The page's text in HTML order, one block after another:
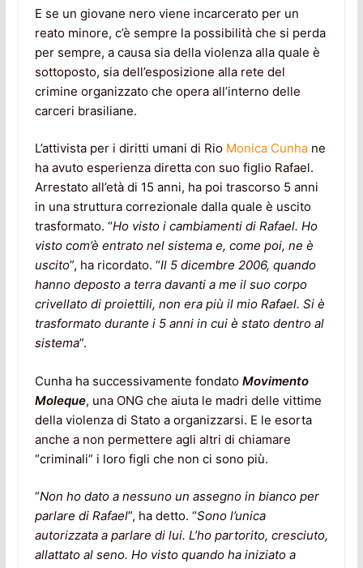
E se un giovane nero viene incarcerato per un
reato minore, c’è sempre la possibilità che si perda
per sempre, a causa sia della violenza alla quale è
sottoposto, sia dell’esposizione alla rete del
crimine organizzato che opera all’interno delle
carceri brasiliane.
L’attivista per i diritti umani di Rio Monica Cunhane
ha avuto esperienza diretta con suo figlio Rafael.
Arrestato all’età di 15 anni, ha poi trascorso 5 anni
in una struttura correzionale dalla quale è uscito
trasformato. “Ho visto i cambiamenti di Rafael. Ho
visto com’è entrato nel sistema e, come poi, ne è
uscito”, ha ricordato. “Il 5 dicembre 2006, quando
hanno deposto a terra davanti a me il suo corpo
crivellato di proiettili, non era più il mio Rafael. Si è
trasformato durante i 5 anni in cui è stato dentro al
sistema”.
Cunha ha successivamente fondato Movimento
Moleque, una ONG che aiuta le madri delle vittime
della violenza di Stato a organizzarsi. E le esorta
anche a non permettere agli altri di chiamare
“criminali” i loro figli che non ci sono più.
“Non ho dato a nessuno un assegno in bianco per
parlare di Rafael”, ha detto. “Sono l’unica
autorizzata a parlare di lui. L’ho partorito, cresciuto,
allattato al seno. Ho visto quando ha iniziato a